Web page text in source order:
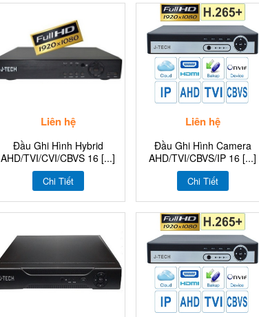
Liên hệ
Đầu Ghi Hình Hybrid
AHD/TVI/CVI/CBVS 16 [...]
Chi Tiết
Liên hệ
Đầu Ghi Hình Camera
AHD/TVI/CBVS/IP 16 [...]
Chi Tiết